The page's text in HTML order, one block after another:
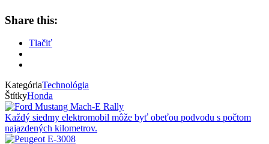
Share this:
Tlačiť
KategóriaTechnológia
ŠtítkyHonda
Každý siedmy elektromobil môže byť obeťou podvodu s počtom
najazdených kilometrov.